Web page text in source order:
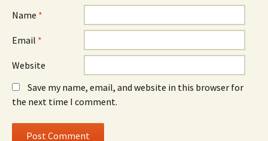
Name *
Email *
Website
Save my name, email, and website in this browser for
the next time I comment.